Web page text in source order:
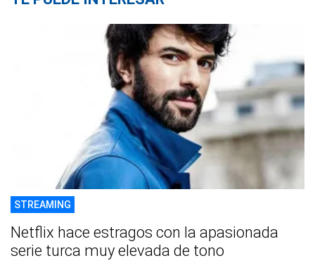
STREAMING
Netflix hace estragos con la apasionada
serie turca muy elevada de tono